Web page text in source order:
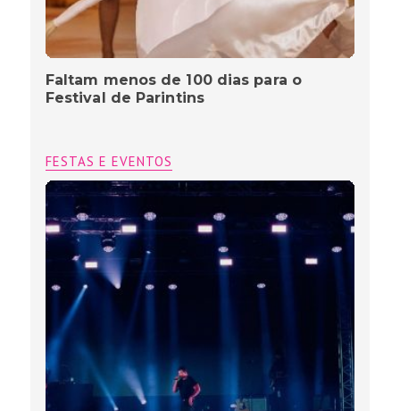
Faltam menos de 100 dias para o
Festival de Parintins
FESTAS E EVENTOS